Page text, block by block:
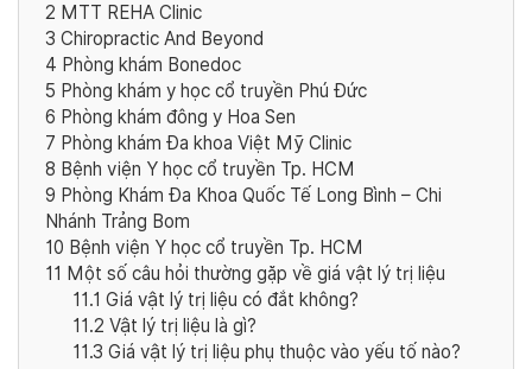
2 MTT REHA Clinic
3 Chiropractic And Beyond
4 Phòng khám Bonedoc
5 Phòng khám y học cổ truyền Phú Đức
6 Phòng khám đông y Hoa Sen
7 Phòng khám Đa khoa Việt Mỹ Clinic
8 Bệnh viện Y học cổ truyền Tp. HCM
9 Phòng Khám Đa Khoa Quốc Tế Long Bình – Chi
Nhánh Trảng Bom
10 Bệnh viện Y học cổ truyền Tp. HCM
11 Một số câu hỏi thường gặp về giá vật lý trị liệu
11.1 Giá vật lý trị liệu có đắt không?
11.2 Vật lý trị liệu là gì?
11.3 Giá vật lý trị liệu phụ thuộc vào yếu tố nào?